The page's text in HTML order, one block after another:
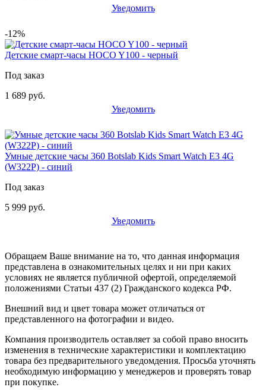
Уведомить
-12%
Детские смарт-часы HOCO Y100 - черный
Под заказ
1 689 руб.
Уведомить
Умные детские часы 360 Botslab Kids Smart Watch E3 4G
(W322P) - синий
Под заказ
5 999 руб.
Уведомить
Обращаем Ваше внимание на то, что данная информация
представлена в ознакомительных целях и ни при каких
условиях не является публичной офертой, определяемой
положениями Статьи 437 (2) Гражданского кодекса РФ.
Внешний вид и цвет товара может отличаться от
представленного на фотографии и видео.
Компания производитель оставляет за собой право вносить
изменения в технические характеристики и комплектацию
товара без предварительного уведомдения. Просьба уточнять
необходимую информацию у менеджеров и проверять товар
при покупке.